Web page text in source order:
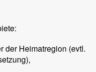
der Heimatregion (evtl.